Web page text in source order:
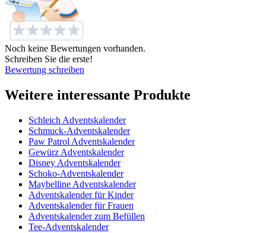
Noch keine Bewertungen vorhanden.
Schreiben Sie die erste!
Bewertung schreiben
Weitere interessante Produkte
Schleich Adventskalender
Schmuck-Adventskalender
Paw Patrol Adventskalender
Gewürz Adventskalender
Disney Adventskalender
Schoko-Adventskalender
Maybelline Adventskalender
Adventskalender für Kinder
Adventskalender für Frauen
Adventskalender zum Befüllen
Tee-Adventskalender